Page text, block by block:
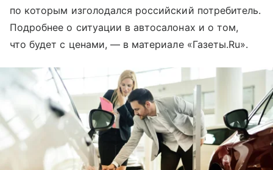
по которым изголодался российский потребитель.
Подробнее о ситуации в автосалонах и о том,
что будет с ценами, — в материале «Газеты.Ru».